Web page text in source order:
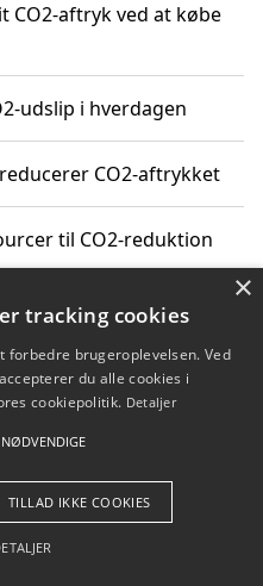
CO2-aftryk ved at købe
udslip i hverdagen
CO2-aftrykket
til CO2-reduktion
kan reducere CO2-udslip
- Pilanto Aps
Betingelser
×
tracking cookies
forbedre brugeroplevelsen. Ved
du alle cookies i
cookiepolitik. Detaljer
NØDVENDIGE
TILLAD IKKE COOKIES